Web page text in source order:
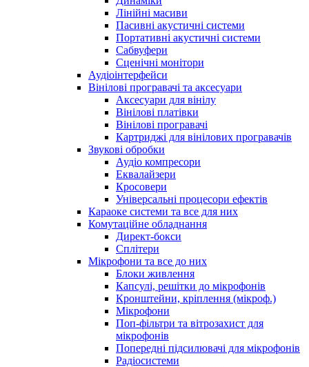
Лінійні масиви
Пасивні акустичні системи
Портативні акустичні системи
Сабвуфери
Сценічні монітори
Аудіоінтерфейси
Вінілові програвачі та аксесуари
Аксесуари для вінілу
Вінілові платівки
Вінілові програвачі
Картриджі для вінілових програвачів
Звукові обробки
Аудіо компресори
Еквалайзери
Кросовери
Універсальні процесори ефектів
Караоке системи та все для них
Комутаційне обладнання
Директ-бокси
Сплітери
Мікрофони та все до них
Блоки живлення
Капсулі, решітки до мікрофонів
Кронштейни, кріплення (мікроф.)
Мікрофони
Поп-фільтри та вітрозахист для
мікрофонів
Попередні підсилювачі для мікрофонів
Радіосистеми